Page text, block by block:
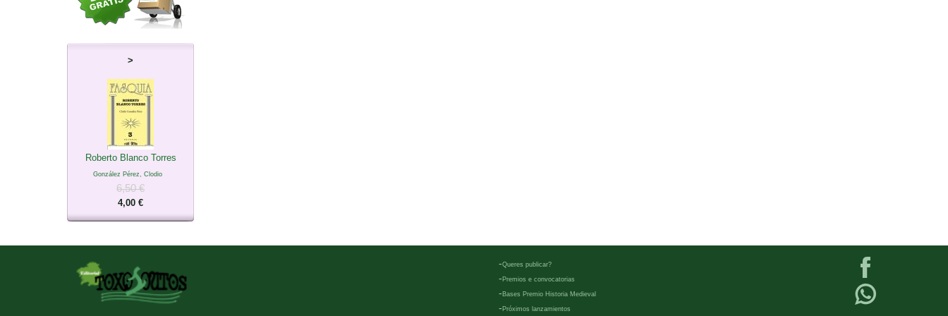
>
Roberto Blanco Torres
González Pérez, Clodio
6,50 €
4,00 €
-Queres publicar?
- Premios e convocatorias
- Bases Premio Historia Medieval
- Próximos lanzamientos